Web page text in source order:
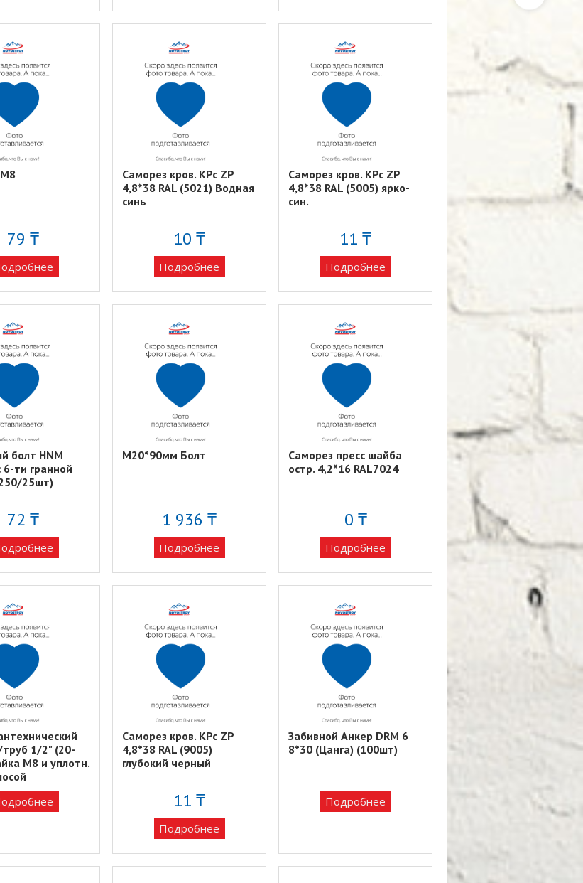
М8
79 ₸
Саморез кров. KPc ZP
4,8*38 RAL (5021) Водная
синь
10 ₸
Подробнее
Саморез кров. KPc ZP
4,8*38 RAL (5005) ярко-
син.
11 ₸
Подробнее
болт HNM
6-ти гранной
25шт)
72 ₸
М20*90мм Болт
1 936 ₸
Подробнее
Саморез пресс шайба
остр. 4,2*16 RAL7024
0 ₸
Подробнее
1/2" (20-
М8 и уплотн.
Саморез кров. KPc ZP
4,8*38 RAL (9005)
глубокий черный
11 ₸
Подробнее
Забивной Анкер DRM 6
8*30 (Цанга) (100шт)
Подробнее